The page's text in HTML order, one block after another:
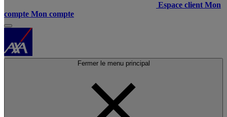
Espace client Mon
compte Mon compte
Fermer le menu principal